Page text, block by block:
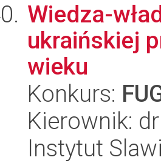
Wiedza-
ukraińskiej
wieku
Konkurs:
Kierownik:
Instytut